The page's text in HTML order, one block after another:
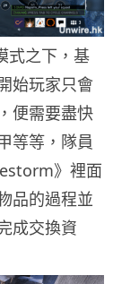
式之下，基
始玩家只會
便需要盡快
等等，隊員
》裡面
品的過程並
成交換資